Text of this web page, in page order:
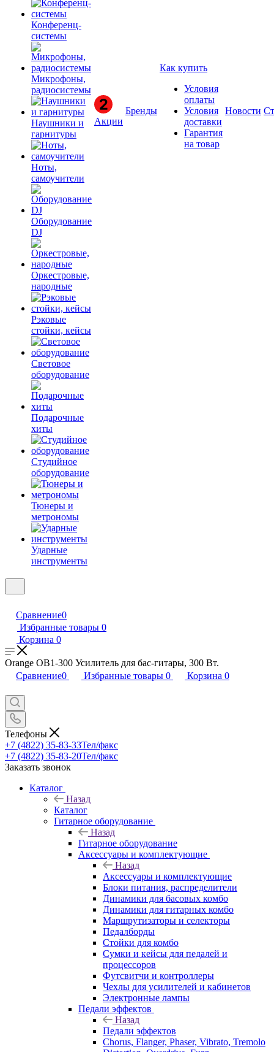
Конференц-
системы
Микрофоны,
радиосистемы
Наушники и
гарнитуры
Ноты,
самоучители
Оборудование
DJ
Оркестровые,
народные
Рэковые
стойки, кейсы
Световое
оборудование
Подарочные
хиты
Студийное
оборудование
Тюнеры и
метрономы
Ударные
инструменты
Акции
Бренды
Как купить
Условия
оплаты
Условия
доставки
Гарантия
на товар
Новости
Сравнение0
Избранные товары 0
Корзина 0
Orange OB1-300 Усилитель для бас-гитары, 300 Вт.
Сравнение0 Избранные товары 0 Корзина 0
Телефоны
+7 (4822) 35-83-33Тел/факс
+7 (4822) 35-83-20Тел/факс
Заказать звонок
Каталог
Назад
Каталог
Гитарное оборудование
Назад
Гитарное оборудование
Аксессуары и комплектующие
Назад
Аксессуары и комплектующие
Блоки питания, распределители
Динамики для басовых комбо
Динамики для гитарных комбо
Маршрутизаторы и селекторы
Педалборды
Стойки для комбо
Сумки и кейсы для педалей и
процессоров
Футсвитчи и контроллеры
Чехлы для усилителей и кабинетов
Электронные лампы
Педали эффектов
Назад
Педали эффектов
Chorus, Flanger, Phaser, Vibrato, Tremolo